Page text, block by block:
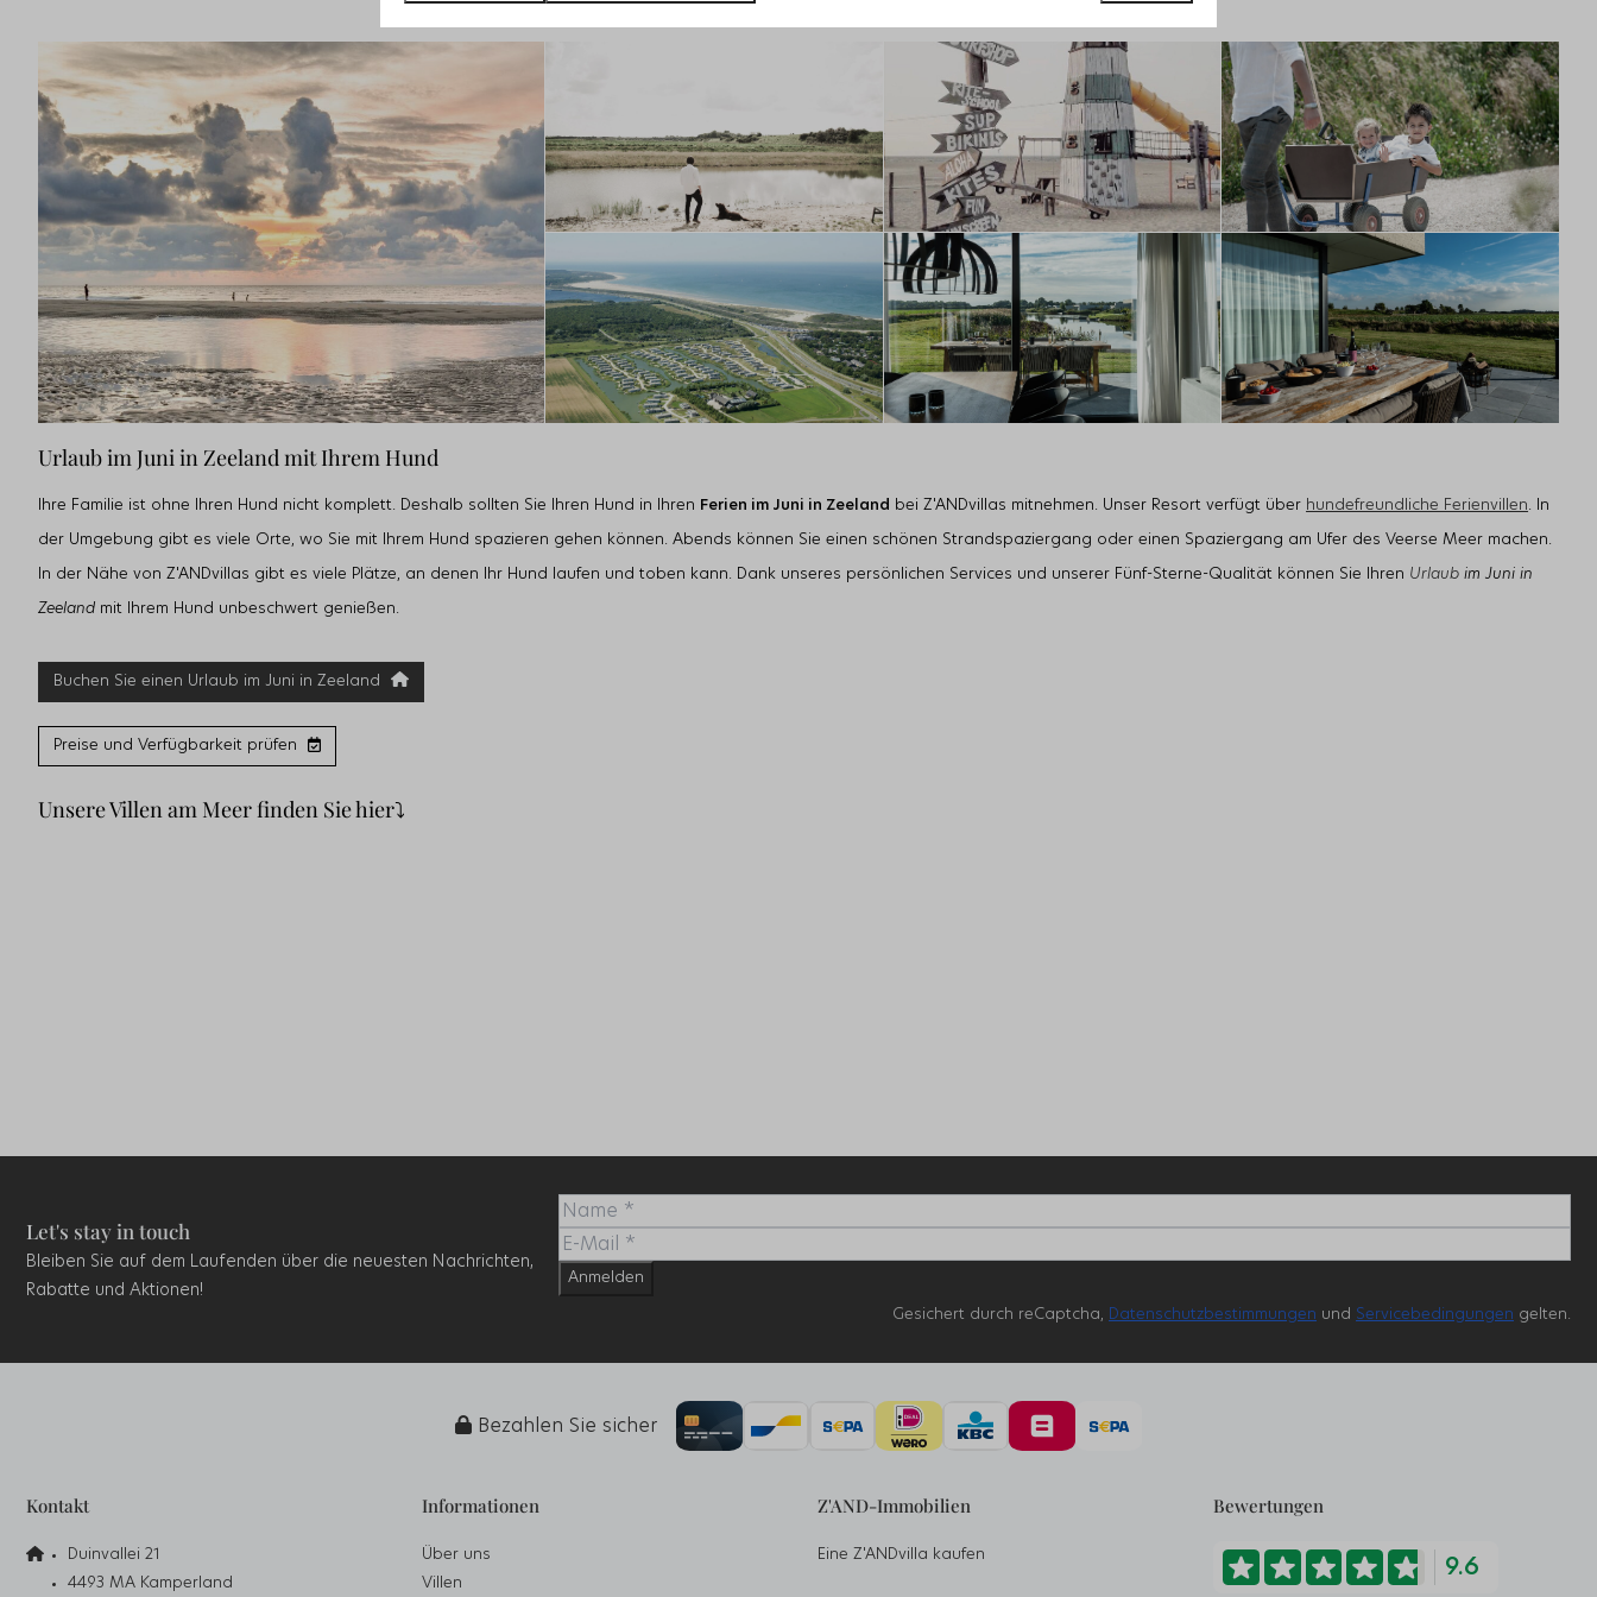
Urlaub im Juni in Zeeland mit Ihrem Hund
Ihre Familie ist ohne Ihren Hund nicht komplett. Deshalb sollten Sie Ihren Hund in Ihren Ferien im Juni in Zeeland bei Z'ANDvillas mitnehmen. Unser Resort verfügt über hundefreundliche Ferienvillen. In
der Umgebung gibt es viele Orte, wo Sie mit Ihrem Hund spazieren gehen können. Abends können Sie einen schönen Strandspaziergang oder einen Spaziergang am Ufer des Veerse Meer machen.
In der Nähe von Z'ANDvillas gibt es viele Plätze, an denen Ihr Hund laufen und toben kann. Dank unseres persönlichen Services und unserer Fünf-Sterne-Qualität können Sie Ihren Urlaub im Juni in
Zeeland mit Ihrem Hund unbeschwert genießen.
Buchen Sie einen Urlaub im Juni in Zeeland
Preise und Verfügbarkeit prüfen
Unsere Villen am Meer finden Sie hier⤵
Let's stay in touch
Bleiben Sie auf dem Laufenden über die neuesten Nachrichten,
Rabatte und Aktionen!
Anmelden
Gesichert durch reCaptcha, Datenschutzbestimmungen und Servicebedingungen gelten.
Bezahlen Sie sicher
Kontakt
Duinvallei 21
4493 MA Kamperland
Informationen
Über uns
Villen
Z'AND-Immobilien
Eine Z'ANDvilla kaufen
Bewertungen
9.6